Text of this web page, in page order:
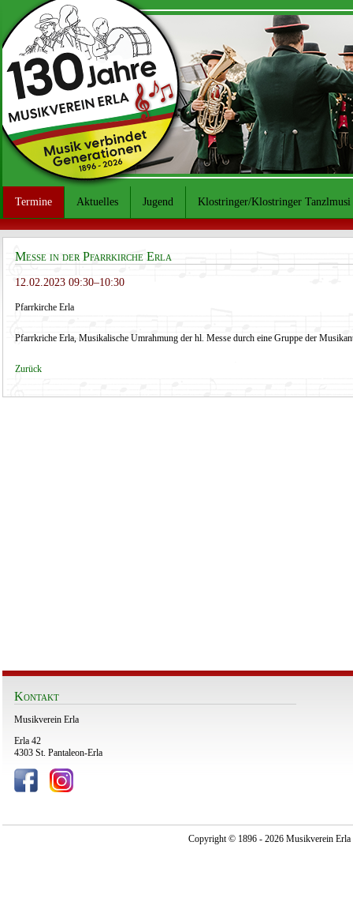
Termine Aktuelles Jugend Klostringer/Klostringer Tanzlmusi
Messe in der Pfarrkirche Erla
12.02.2023 09:30–10:30
Pfarrkirche Erla
Pfarrkriche Erla, Musikalische Umrahmung der hl. Messe durch eine Gruppe der
Zurück
Kontakt
Musikverein Erla
Erla 42
4303 St. Pantaleon-Erla
Copyright © 1896 - 2026 Musikverein Erla